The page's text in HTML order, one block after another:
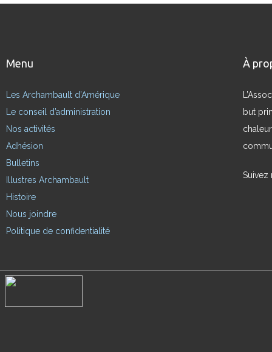
Menu
Les Archambault d’Amérique
Le conseil d’administration
Nos activités
Adhésion
Bulletins
Illustres Archambault
Histoire
Nous joindre
Politique de confidentialité
À
but